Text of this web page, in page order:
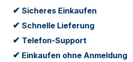
✔ Sicheres Einkaufen
✔ Schnelle Lieferung
✔ Telefon-Support
✔ Einkaufen ohne Anmeldung